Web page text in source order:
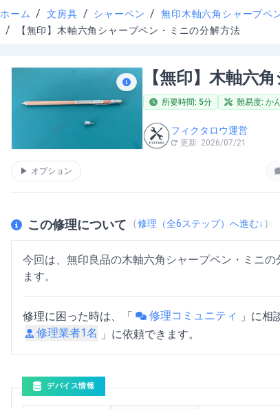
ホーム / 文房具 / シャーペン / 無印木軸六角シャープペ
/ 【無印】木軸六角シャープペン・ミニの分解方法
【無印】木軸六
所要時間: 5分 難易度: か
フィクタロウ運営
更新: 2026/07/21
▶ オプション
この修理について （修理（全6ステップ）へ進む↓ ）
今回は、無印良品の木軸六角シャープペン・ミニの
ます。
修理に困った時は、「 修理コミュニティ 」 に相
修理業者1名 」に依頼できます。
デバイス情報